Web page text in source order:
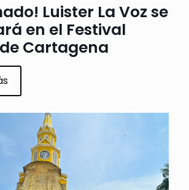
Luister La Voz se
en el Festival
Cartagena